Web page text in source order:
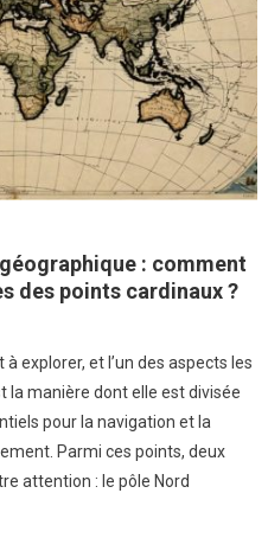
: comment
des points cardinaux ?
explorer, et l’un des aspects les
la manière dont elle est divisée
pour la navigation et la
Parmi ces points, deux
attention : le pôle Nord